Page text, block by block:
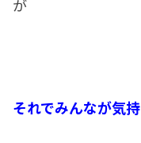
が
それでみんなが気